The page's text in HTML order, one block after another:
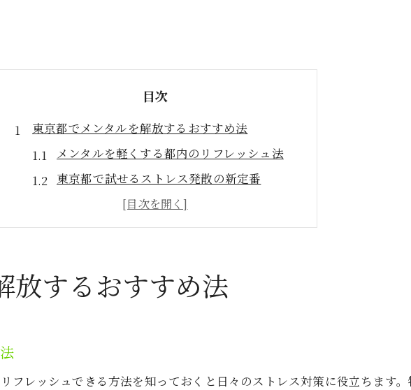
目次
東京都でメンタルを解放するおすすめ法
メンタルを軽くする都内のリフレッシュ法
東京都で試せるストレス発散の新定番
一人でメンタル解放できる気軽な方法
お金をかけず楽しむメンタル安定術
自然と調和した心のリフレッシュ術紹介
メンタルに効く都内自然スポット活用法
一人でぼーっとできる自然リフレッシュ術
放するおすすめ法
フレッシュできる方法を知っておくと日々のストレス対策に役立ちます